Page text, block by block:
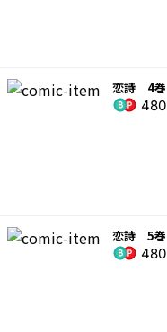
恋詩 4巻
480
恋詩 5巻
480